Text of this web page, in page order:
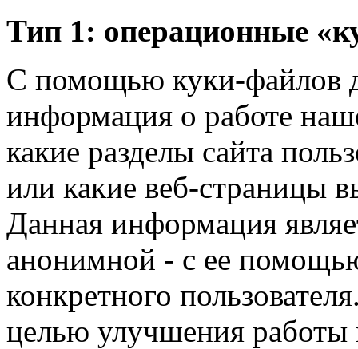
Тип 1: операционные
С помощью куки-файлов
информация о работе
какие разделы сайта
или какие веб-страницы
Данная информация
анонимной - с ее
конкретного
целью улучшения работы